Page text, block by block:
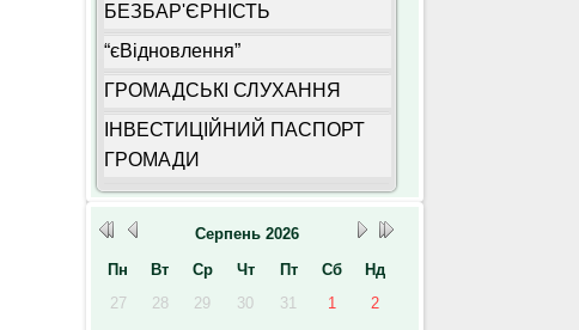
БЕЗБАР'ЄРНІСТЬ
“єВідновлення”
ГРОМАДСЬКІ СЛУХАННЯ
ІНВЕСТИЦІЙНИЙ ПАСПОРТ
ГРОМАДИ
Серпень 2026
Пн
Вт Ср Чт Пт Сб
Нд
27
28 29 30 31 1 2